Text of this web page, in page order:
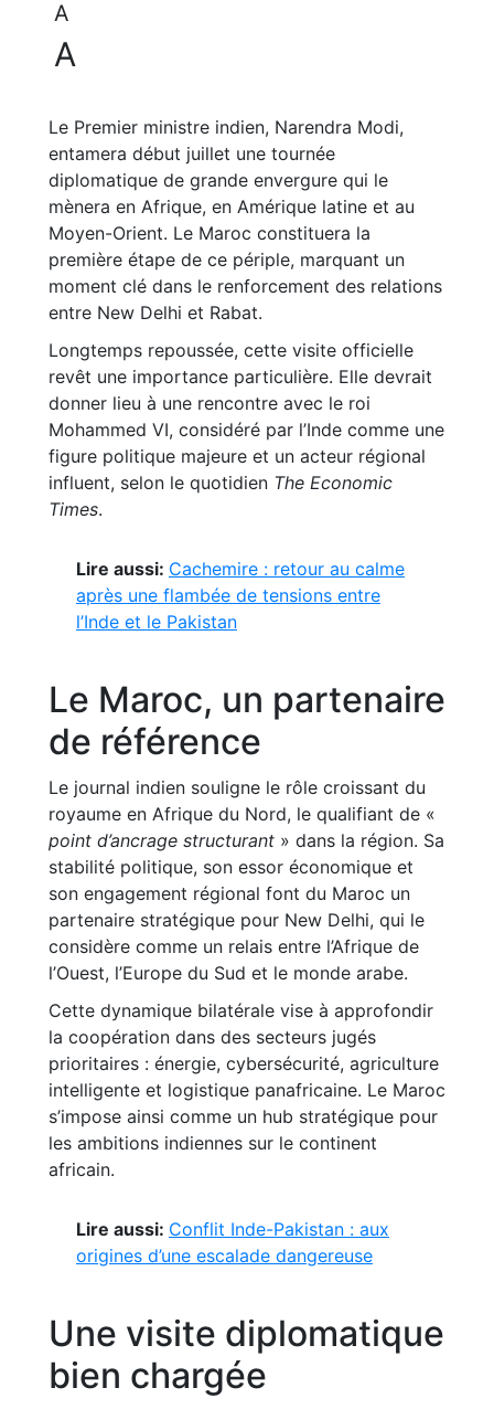
A
A
Le Premier ministre indien, Narendra Modi,
entamera début juillet une tournée
diplomatique de grande envergure qui le
mènera en Afrique, en Amérique latine et au
Moyen-Orient. Le Maroc constituera la
première étape de ce périple, marquant un
moment clé dans le renforcement des relations
entre New Delhi et Rabat.
Longtemps repoussée, cette visite officielle
revêt une importance particulière. Elle devrait
donner lieu à une rencontre avec le roi
Mohammed VI, considéré par l’Inde comme une
figure politique majeure et un acteur régional
influent, selon le quotidien The Economic
Times.
Lire aussi: Cachemire : retour au calme
après une flambée de tensions entre
l’Inde et le Pakistan
Le Maroc, un partenaire
de référence
Le journal indien souligne le rôle croissant du
royaume en Afrique du Nord, le qualifiant de «
point d’ancrage structurant » dans la région. Sa
stabilité politique, son essor économique et
son engagement régional font du Maroc un
partenaire stratégique pour New Delhi, qui le
considère comme un relais entre l’Afrique de
l’Ouest, l’Europe du Sud et le monde arabe.
Cette dynamique bilatérale vise à approfondir
la coopération dans des secteurs jugés
prioritaires : énergie, cybersécurité, agriculture
intelligente et logistique panafricaine. Le Maroc
s’impose ainsi comme un hub stratégique pour
les ambitions indiennes sur le continent
africain.
Lire aussi: Conflit Inde-Pakistan : aux
origines d’une escalade dangereuse
Une visite diplomatique
bien chargée